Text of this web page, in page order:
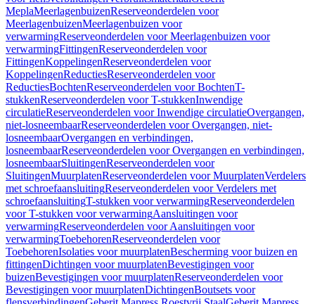
MeplaMeerlagenbuizenReserveonderdelen voor
MeerlagenbuizenMeerlagenbuizen voor
verwarmingReserveonderdelen voor Meerlagenbuizen voor
verwarmingFittingenReserveonderdelen voor
FittingenKoppelingenReserveonderdelen voor
KoppelingenReductiesReserveonderdelen voor
ReductiesBochtenReserveonderdelen voor BochtenT-
stukkenReserveonderdelen voor T-stukkenInwendige
circulatieReserveonderdelen voor Inwendige circulatieOvergangen,
niet-losneembaarReserveonderdelen voor Overgangen, niet-
losneembaarOvergangen en verbindingen,
losneembaarReserveonderdelen voor Overgangen en verbindingen,
losneembaarSluitingenReserveonderdelen voor
SluitingenMuurplatenReserveonderdelen voor MuurplatenVerdelers
met schroefaansluitingReserveonderdelen voor Verdelers met
schroefaansluitingT-stukken voor verwarmingReserveonderdelen
voor T-stukken voor verwarmingAansluitingen voor
verwarmingReserveonderdelen voor Aansluitingen voor
verwarmingToebehorenReserveonderdelen voor
ToebehorenIsolaties voor muurplatenBescherming voor buizen en
fittingenDichtingen voor muurplatenBevestigingen voor
buizenBevestigingen voor muurplatenReserveonderdelen voor
Bevestigingen voor muurplatenDichtingenBoutsets voor